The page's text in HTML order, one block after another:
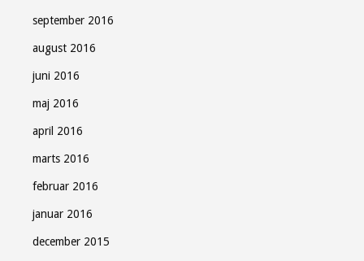
september 2016
august 2016
juni 2016
maj 2016
april 2016
marts 2016
februar 2016
januar 2016
december 2015